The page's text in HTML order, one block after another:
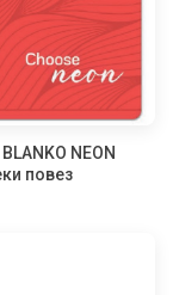
NEON
повез